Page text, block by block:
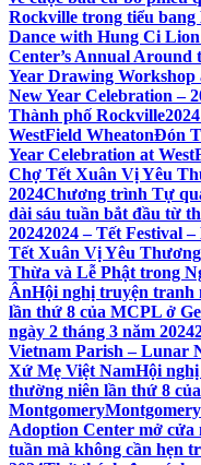
Rockville trong tiểu
Dance with Hung Ci
Center’s Annual Around
Year Drawing Workshop
New Year Celebration –
Thành phố Rockville
WestField WheatonĐón
Year Celebration at
Chợ Tết Xuân Vị Yêu
2024Chương trình Tự
dài sáu tuần bắt đầu từ
20242024 – Tết Festival
Tết Xuân Vị Yêu
Thừa và Lễ Phật trong
ÂnHội nghị truyện tranh
lần thứ 8 của MCPL ở
ngày 2 tháng 3 năm 2024
Vietnam Parish – Lunar
Xứ Mẹ Việt NamHội
thường niên lần thứ 8
Montgomery
Adoption Center mở cửa
tuần mà không cần hẹn